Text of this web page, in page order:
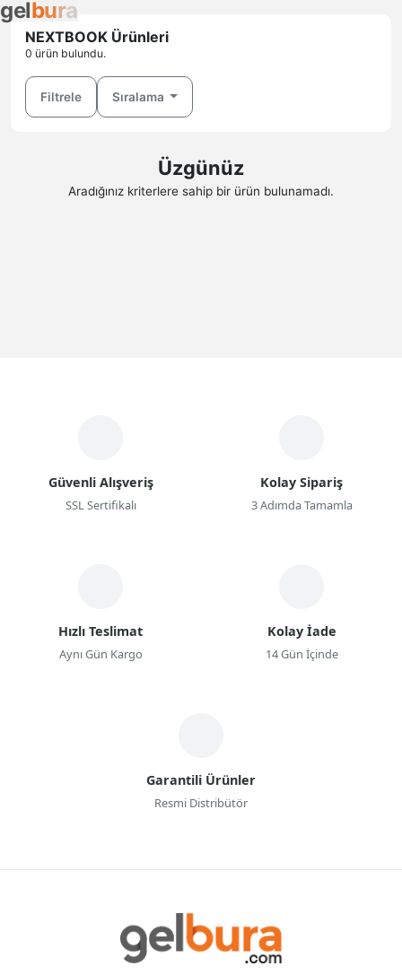
gelbura
NEXTBOOK Ürünleri
0 ürün bulundu.
Filtrele Sıralama
Üzgünüz
Aradığınız kriterlere sahip bir ürün bulunamadı.
Güvenli Alışveriş
SSL Sertifikalı
Kolay Sipariş
3 Adımda Tamamla
Hızlı Teslimat
Aynı Gün Kargo
Kolay İade
14 Gün İçinde
Garantili Ürünler
Resmi Distribütör